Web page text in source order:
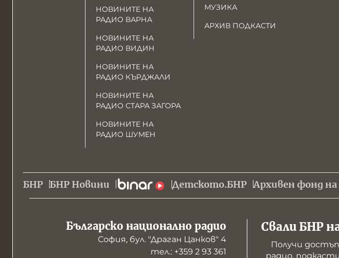
НОВИНИТЕ НА
РАДИО ВАРНА
НОВИНИТЕ НА
РАДИО ВИДИН
НОВИНИТЕ НА
РАДИО КЪРДЖАЛИ
НОВИНИТЕ НА
РАДИО СТАРА ЗАГОРА
НОВИНИТЕ НА
РАДИО ШУМЕН
МУЗИКА
АРХИВ ПОДКАСТИ
БНР БНР Новини Детското.БНР Архивен фонд
Българско национално радио
София, бул. "Драган Цанков" 4
тел.: +359 2 93 361
Свали БНР
Получи
радио,